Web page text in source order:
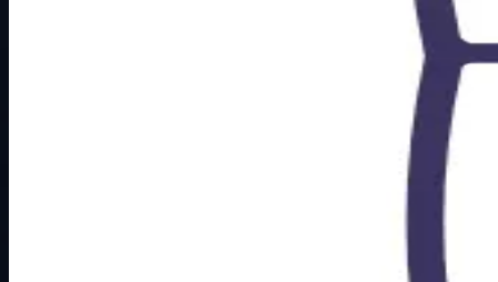
Prezentacijski prikaz bez cijena, košarice, zaliha i
Broj artikla: 14.08.396 Cijena u EUR: 0.62 € Ugradnja: